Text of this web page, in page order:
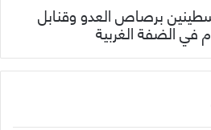
برصاص العدو وقنابل
في الضفة الغربية